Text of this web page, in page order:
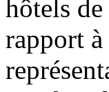
hôtels
rapport